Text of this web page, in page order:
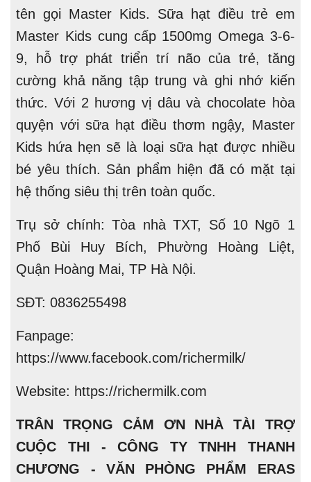
tên gọi Master Kids. Sữa hạt điều trẻ em
Master Kids cung cấp 1500mg Omega 3-6-
9, hỗ trợ phát triển trí não của trẻ, tăng
cường khả năng tập trung và ghi nhớ kiến
thức. Với 2 hương vị dâu và chocolate hòa
quyện với sữa hạt điều thơm ngậy, Master
Kids hứa hẹn sẽ là loại sữa hạt được nhiều
bé yêu thích. Sản phẩm hiện đã có mặt tại
hệ thống siêu thị trên toàn quốc.
Trụ sở chính: Tòa nhà TXT, Số 10 Ngõ 1
Phố Bùi Huy Bích, Phường Hoàng Liệt,
Quận Hoàng Mai, TP Hà Nội.
SĐT: 0836255498
Fanpage:
https://www.facebook.com/richermilk/
Website: https://richermilk.com
TRÂN TRỌNG CẢM ƠN NHÀ TÀI TRỢ
CUỘC THI - CÔNG TY TNHH THANH
CHƯƠNG - VĂN PHÒNG PHẨM ERAS